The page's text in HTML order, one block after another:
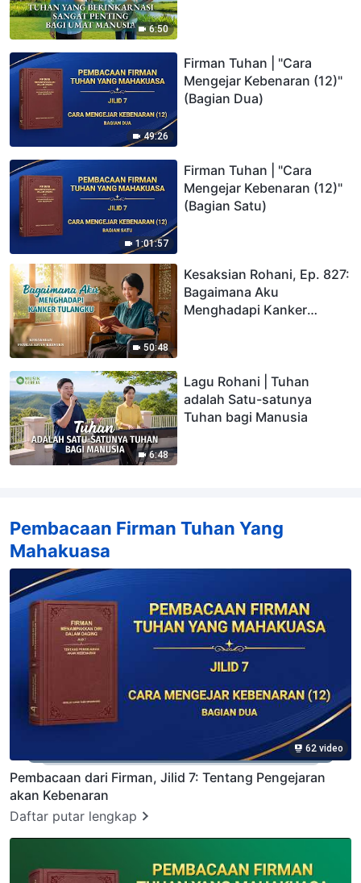
6:50
49:26
Firman Tuhan | "Cara
Mengejar Kebenaran (12)"
(Bagian Dua)
1:01:57
Firman Tuhan | "Cara
Mengejar Kebenaran (12)"
(Bagian Satu)
50:48
Kesaksian Rohani, Ep. 827:
Bagaimana Aku
Menghadapi Kanker
6:48
Lagu Rohani | Tuhan
adalah Satu-satunya
Tuhan bagi Manusia
Pembacaan Firman Tuhan Yang
Mahakuasa
62 video
Pembacaan dari Firman, Jilid 7: Tentang Pengejaran
akan Kebenaran
Daftar putar lengkap